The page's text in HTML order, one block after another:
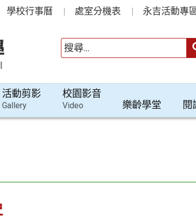
學校行事曆 處室分機表 永吉活動專
活動剪影
Gallery
校園影音
Video 樂齡學堂 閱